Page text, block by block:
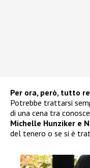
Per ora, però, tutto
Potrebbe trattarsi
di una cena tra
Michelle Hunziker e
del tenero o se si è